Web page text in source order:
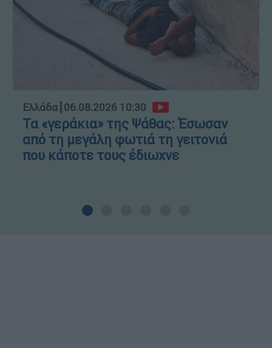
Ελλάδα┋06.08.2026 10:30
Τα «γεράκια» της Ψάθας: Έσωσαν
από τη μεγάλη φωτιά τη γειτονιά
που κάποτε τους έδιωχνε